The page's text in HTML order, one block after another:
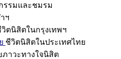
รรมและชมรม
ฯ
ตนิสิตในกรุงเทพฯ
ชีวิตนิสิตในประเทศไทย
ภาวะทางใจนิสิต